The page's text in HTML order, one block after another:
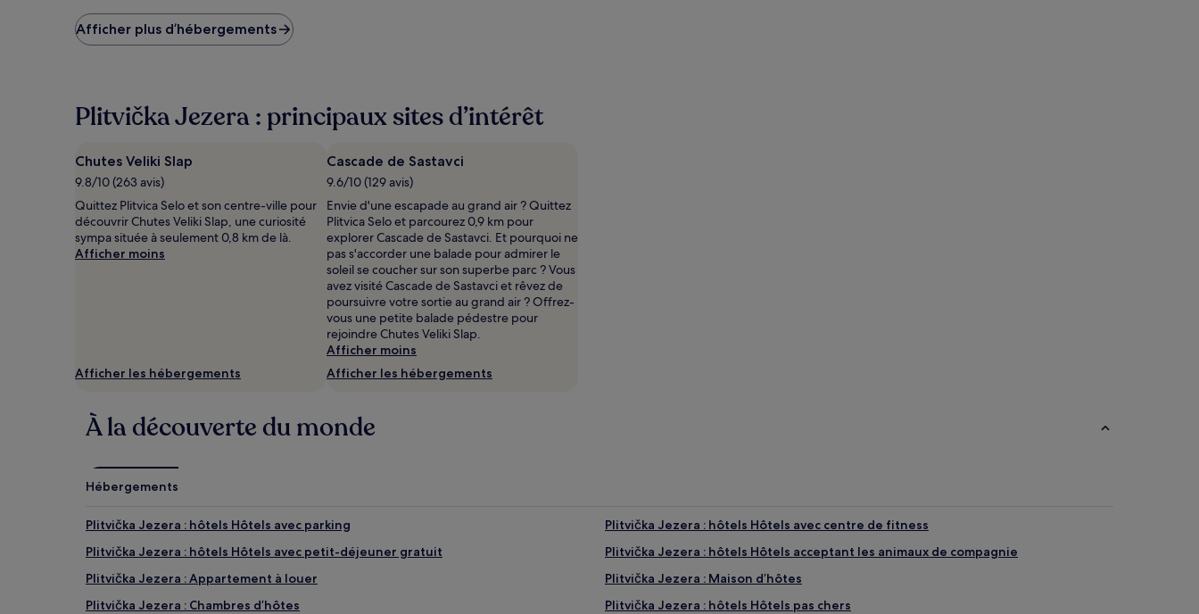
nuit
le
plus
cours
des
heures
sur
la
base
d’un
séjour
d’une
disponibilité
susceptibles
de
supplémentaires
s’appliquer.
Afficher plus d’hébergements
Plitvička Jezera : principaux sites d’intérêt
Chutes Veliki Slap
9.8/10 (263 avis)
Quittez Plitvica Selo et son centre-ville pour
découvrir Chutes Veliki Slap, une curiosité
sympa située à seulement 0,8 km de là.
Afficher moins
Afficher les hébergements
Cascade de Sastavci
9.6/10 (129 avis)
Envie d'une escapade au grand air ? Quittez
Plitvica Selo et parcourez 0,9 km pour
explorer Cascade de Sastavci. Et pourquoi ne
pas s'accorder une balade pour admirer le
soleil se coucher sur son superbe parc ? Vous
avez visité Cascade de Sastavci et rêvez de
poursuivre votre sortie au grand air ? Offrez-
vous une petite balade pédestre pour
rejoindre Chutes Veliki Slap.
Afficher moins
Afficher les hébergements
À la découverte du monde
Hébergements
Plitvička Jezera : hôtels Hôtels avec parking
Plitvička Jezera : hôtels Hôtels avec centre de fitness
Plitvička Jezera : hôtels Hôtels avec petit-déjeuner gratuit
Plitvička Jezera : hôtels Hôtels acceptant les animaux de compagnie
Plitvička Jezera : Appartement à louer
Plitvička Jezera : Maison d’hôtes
Plitvička Jezera : Chambres d’hôtes
Plitvička Jezera : hôtels Hôtels pas chers